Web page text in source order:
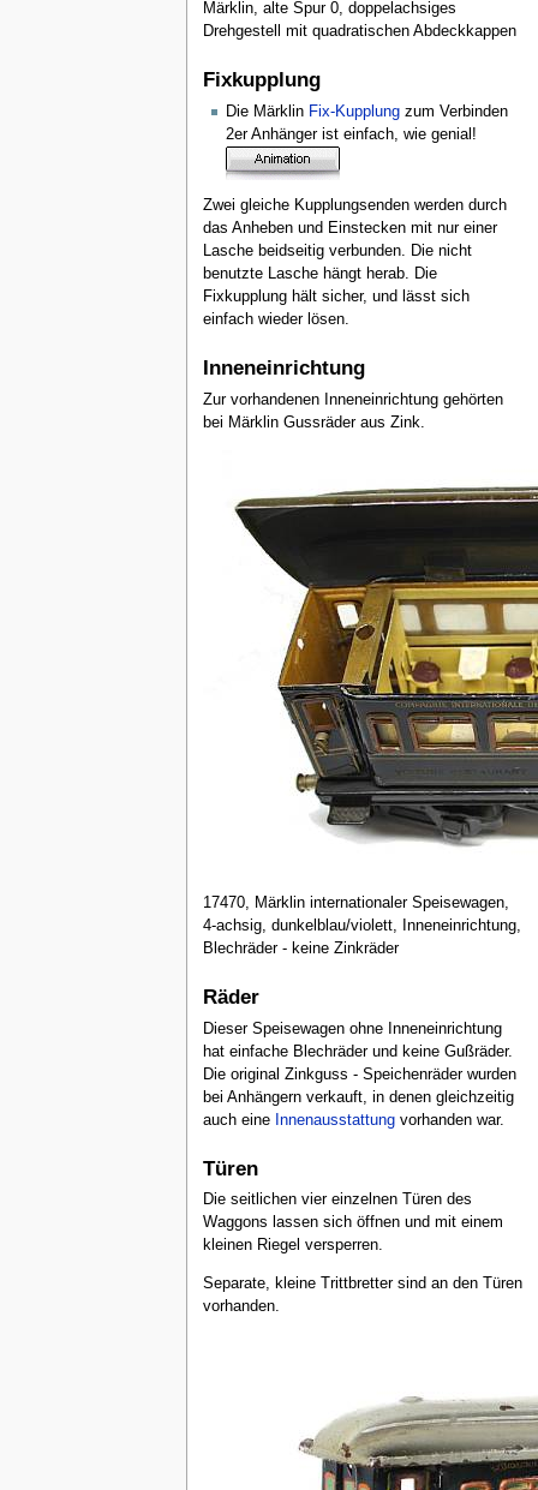
Märklin, alte Spur 0, doppelachsiges
Drehgestell mit quadratischen Abdeckkappen
Fixkupplung
Die Märklin Fix-Kupplungzum Verbinden
2er Anhänger ist einfach, wie genial!
Zwei gleiche Kupplungsenden werden durch
das Anheben und Einstecken mit nur einer
Lasche beidseitig verbunden. Die nicht
benutzte Lasche hängt herab. Die
Fixkupplung hält sicher, und lässt sich
einfach wieder lösen.
Inneneinrichtung
Zur vorhandenen Inneneinrichtung gehörten
bei Märklin Gussräder aus Zink.
17470, Märklin internationaler Speisewagen,
4-achsig, dunkelblau/violett, Inneneinrichtung,
Blechräder - keine Zinkräder
Räder
Dieser Speisewagen ohne Inneneinrichtung
hat einfache Blechräder und keine Gußräder.
Die original Zinkguss - Speichenräder wurden
bei Anhängern verkauft, in denen gleichzeitig
auch eine Innenausstattungvorhanden war.
Türen
Die seitlichen vier einzelnen Türen des
Waggons lassen sich öffnen und mit einem
kleinen Riegel versperren.
Separate, kleine Trittbretter sind an den Türen
vorhanden.